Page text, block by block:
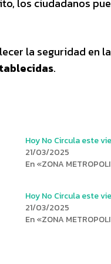
la seguridad en
.
Hoy No Circula este
21/03/2025
En «ZONA
Hoy No Circula este
21/03/2025
En «ZONA